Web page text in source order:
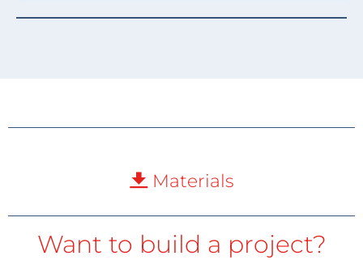
Materials
Want to build a project?